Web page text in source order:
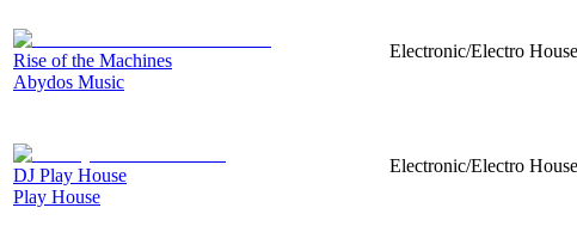
Rise of the Machines
Abydos Music
Electronic/Electro
DJ Play House
Play House
Electronic/Electro